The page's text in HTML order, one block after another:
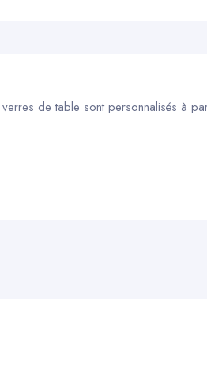
de table sont personnalisés à